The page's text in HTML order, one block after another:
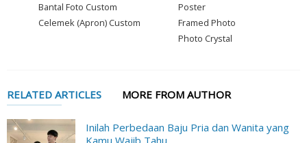
Bantal Foto Custom
Celemek (Apron) Custom
Poster
Framed Photo
Photo Crystal
RELATED ARTICLES MORE FROM AUTHOR
Inilah Perbedaan Baju Pria dan Wanita yang